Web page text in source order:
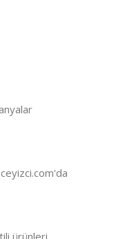
ürünleri